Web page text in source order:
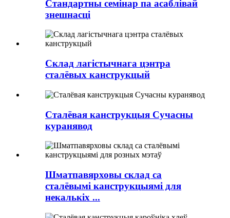
Стандартны семінар па асаблівай
знешнасці
Склад лагістычнага цэнтра
сталёвых канструкцый
Сталёвая канструкцыя Сучасны
куранявод
Шматпавярховы склад са
сталёвымі канструкцыямі для
некалькіх ...